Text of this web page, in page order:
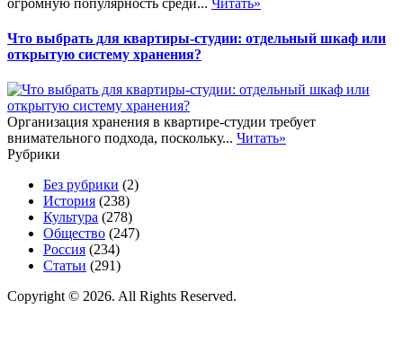
Что выбрать для квартиры-студии: отдельный шкаф или
открытую систему хранения?
Организация хранения в квартире-студии требует
внимательного подхода, поскольку... Читать»
Рубрики
Без рубрики (2)
История (238)
Культура (278)
Общество (247)
Россия (234)
Статьи (291)
Copyright © 2026. All Rights Reserved.